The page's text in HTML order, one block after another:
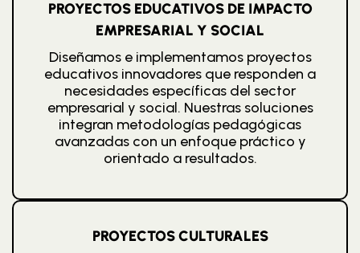
PROYECTOS EDUCATIVOS DE IMPACTO
EMPRESARIAL Y SOCIAL
Diseñamos e implementamos proyectos
educativos innovadores que responden a
necesidades específicas del sector
empresarial y social. Nuestras soluciones
integran metodologías pedagógicas
avanzadas con un enfoque práctico y
orientado a resultados.
PROYECTOS CULTURALES